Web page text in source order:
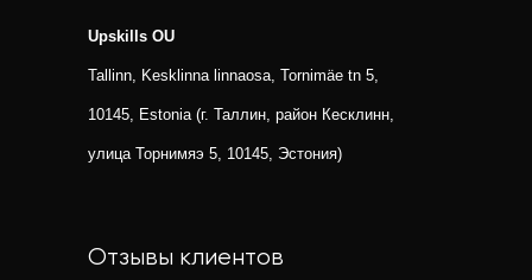
Upskills OU
Tallinn, Kesklinna linnaosa, Tornimäe tn 5,
10145, Estonia (г. Таллин, район Кесклинн,
улица Торнимяэ 5, 10145, Эстония)
Отзывы клиентов